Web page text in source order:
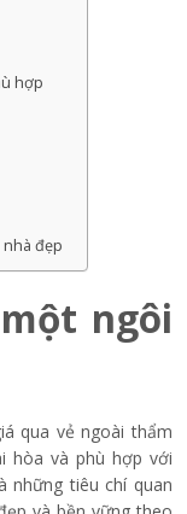
hợp
nhà đẹp
ngôi
qua vẻ ngoài thẩm
hòa và phù hợp với
những tiêu chí quan